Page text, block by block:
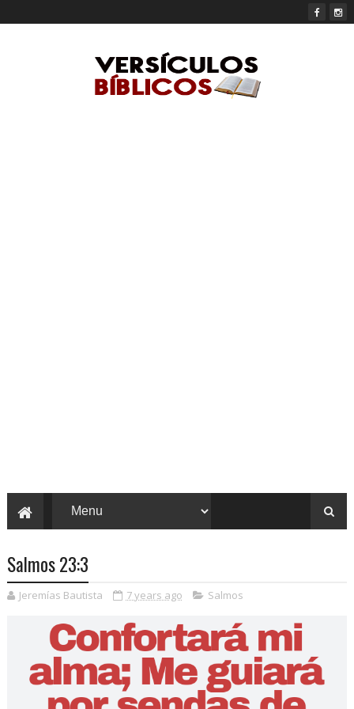
Salmos 23:3
Jeremías Bautista 7 years ago Salmos